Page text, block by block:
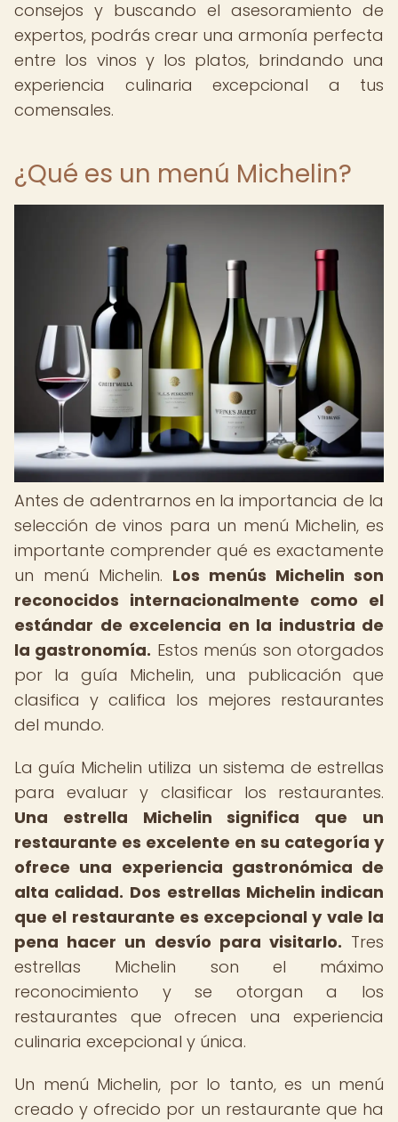
consejos y buscando el asesoramiento de
expertos, podrás crear una armonía perfecta
entre los vinos y los platos, brindando una
experiencia culinaria excepcional a tus
comensales.
¿Qué es un menú Michelin?
Antes de adentrarnos en la importancia de la
selección de vinos para un menú Michelin, es
importante comprender qué es exactamente
un menú Michelin. Los menús Michelin son
reconocidos internacionalmente como el
estándar de excelencia en la industria de
la gastronomía. Estos menús son otorgados
por la guía Michelin, una publicación que
clasifica y califica los mejores restaurantes
del mundo.
La guía Michelin utiliza un sistema de estrellas
para evaluar y clasificar los restaurantes.
Una estrella Michelin significa que un
restaurante es excelente en su categoría y
ofrece una experiencia gastronómica de
alta calidad. Dos estrellas Michelin indican
que el restaurante es excepcional y vale la
pena hacer un desvío para visitarlo. Tres
estrellas Michelin son el máximo
reconocimiento y se otorgan a los
restaurantes que ofrecen una experiencia
culinaria excepcional y única.
Un menú Michelin, por lo tanto, es un menú
creado y ofrecido por un restaurante que ha